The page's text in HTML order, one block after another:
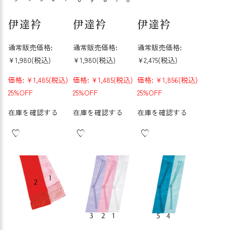
伊達衿
通常販売価格:
¥1,980(税込)
価格: ¥1,485(税込)
25%OFF
在庫を確認する
伊達衿
通常販売価格:
¥1,980(税込)
価格: ¥1,485(税込)
25%OFF
在庫を確認する
伊達衿
通常販売価格:
¥2,475(税込)
価格: ¥1,856(税込)
25%OFF
在庫を確認する